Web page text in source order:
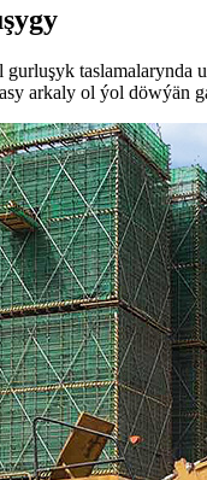
taslamalarynda
arkaly ol ýol döwýän